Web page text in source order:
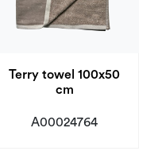
Terry towel 100x50
cm
A00024764